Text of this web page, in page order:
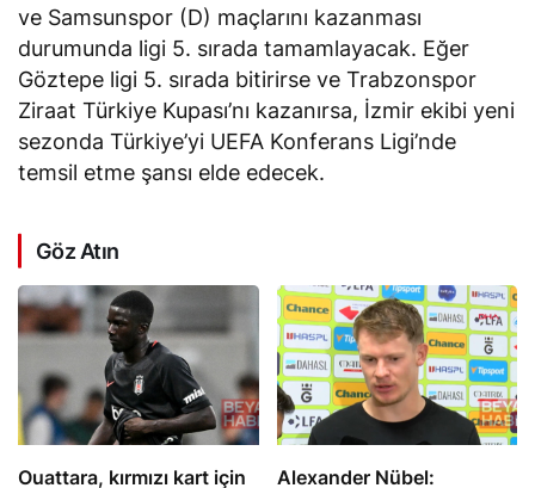
ve Samsunspor (D) maçlarını kazanması
durumunda ligi 5. sırada tamamlayacak. Eğer
Göztepe ligi 5. sırada bitirirse ve Trabzonspor
Ziraat Türkiye Kupası’nı kazanırsa, İzmir ekibi yeni
sezonda Türkiye’yi UEFA Konferans Ligi’nde
temsil etme şansı elde edecek.
Göz Atın
Ouattara, kırmızı kart için Alexander Nübel: